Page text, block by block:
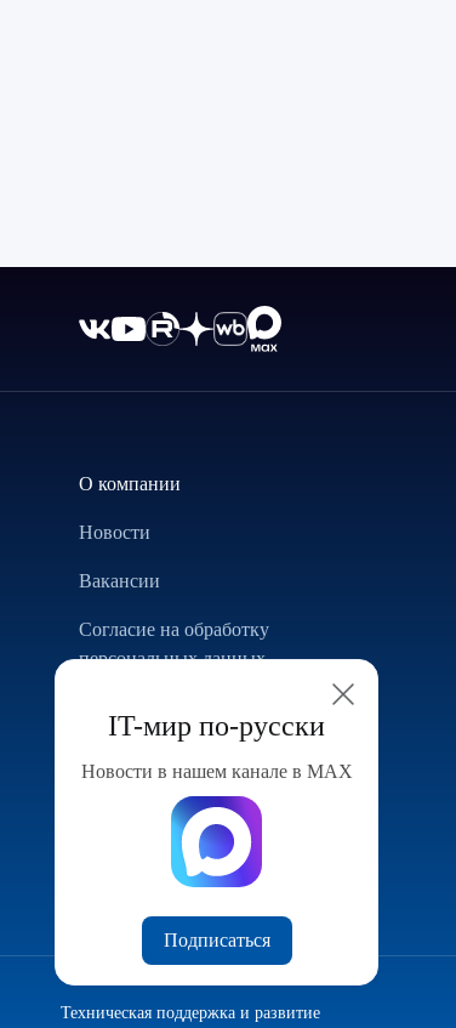
IT-мир по-русски
Новости в нашем канале в МАХ
Подписаться
О компании
Новости
Вакансии
Согласие на обработку
персональных данных
Конфигуратор компьютера
Техническая поддержка и развитие